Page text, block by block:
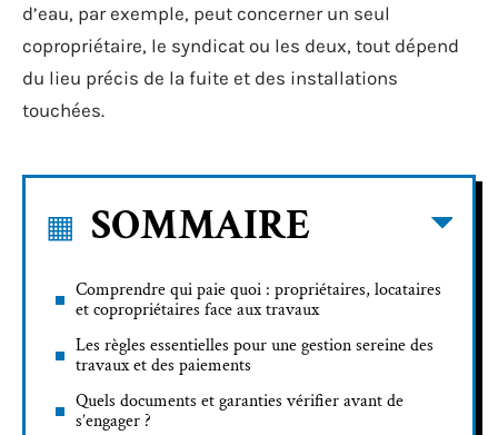
d’eau, par exemple, peut concerner un seul
copropriétaire, le syndicat ou les deux, tout dépend
du lieu précis de la fuite et des installations
touchées.
SOMMAIRE
Comprendre qui paie quoi : propriétaires, locataires
et copropriétaires face aux travaux
Les règles essentielles pour une gestion sereine des
travaux et des paiements
Quels documents et garanties vérifier avant de
s’engager ?